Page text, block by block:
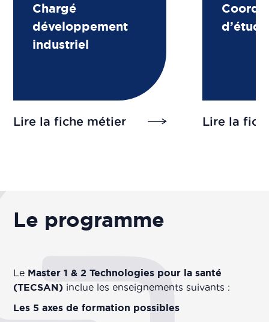
Chargé
développement
industriel
Lire la fiche métier Lire la
Le programme
Le Master 1 & 2 Technologies pour la santé
(TECSAN) inclue les enseignements suivants :
Les 5 axes de formation possibles